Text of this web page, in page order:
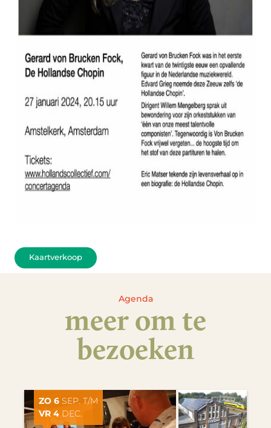
Kaartverkoop
Agenda
meer om te
bezoeken
ZO 6 SEP. T/M
VR 4 DEC.